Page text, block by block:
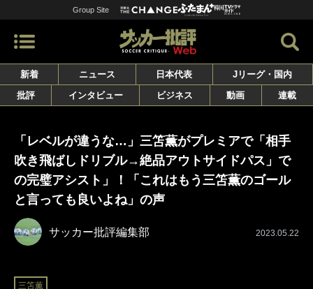
Group Site
新着 ニュース 日本代表
Jリーグ・国内
批評
インタビュー ビジネス 動画 連載
「レベルが違うな…」三笘薫がプレミアで「相手
吹き飛ばしドリブル→絶品アウトサイドパス」で
の完璧アシスト」！「これはもう三笘薫のゴール
と言っても良いよね」の声
サッカー批評編集部 2023.05.22
三笘薫